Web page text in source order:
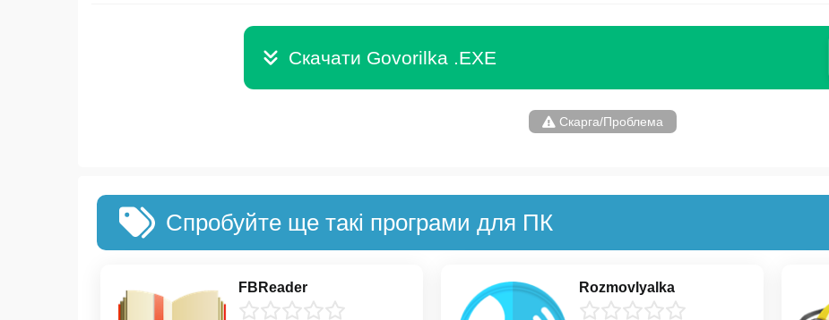
Скачати Govorilka .EXE
Скарга/Проблема
Спробуйте ще такі програми для ПК
FBReader Rozmovlyalka